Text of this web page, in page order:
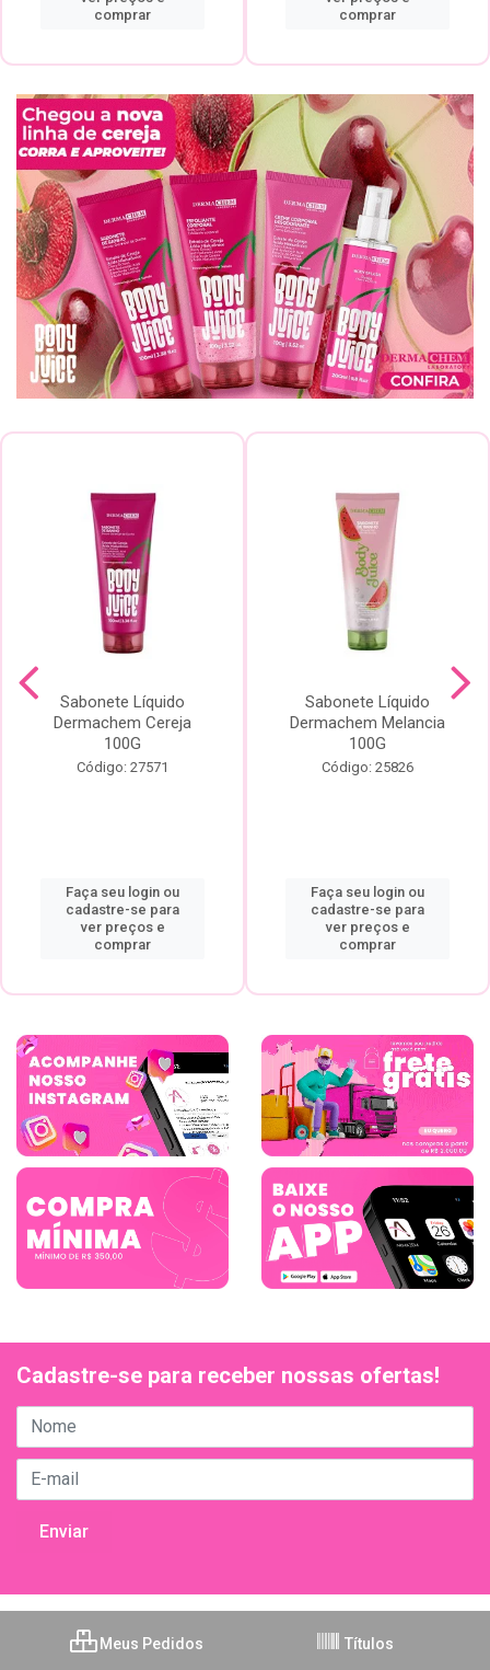
comprar
comprar
Sabonete Líquido
Dermachem Cereja
100G
Código: 27571
Faça seu login ou
cadastre-se para
ver preços e
comprar
Sabonete Líquido
Dermachem Melancia
100G
Código: 25826
Faça seu login ou
cadastre-se para
ver preços e
comprar
Cadastre-se para receber nossas ofertas!
Meus Pedidos Títulos